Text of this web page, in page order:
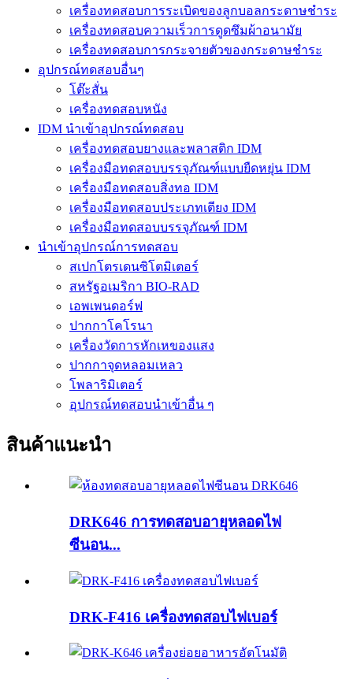
เครื่องทดสอบการระเบิดของลูกบอลกระดาษชำระ
เครื่องทดสอบความเร็วการดูดซึมผ้าอนามัย
เครื่องทดสอบการกระจายตัวของกระดาษชำระ
อุปกรณ์ทดสอบอื่นๆ
โต๊ะสั่น
เครื่องทดสอบหนัง
IDM นำเข้าอุปกรณ์ทดสอบ
เครื่องทดสอบยางและพลาสติก IDM
เครื่องมือทดสอบบรรจุภัณฑ์แบบยืดหยุ่น IDM
เครื่องมือทดสอบสิ่งทอ IDM
เครื่องมือทดสอบประเภทเตียง IDM
เครื่องมือทดสอบบรรจุภัณฑ์ IDM
นำเข้าอุปกรณ์การทดสอบ
สเปกโตรเดนซิโตมิเตอร์
สหรัฐอเมริกา BIO-RAD
เอพเพนดอร์ฟ
ปากกาโคโรนา
เครื่องวัดการหักเหของแสง
ปากกาจุดหลอมเหลว
โพลาริมิเตอร์
อุปกรณ์ทดสอบนำเข้าอื่น ๆ
สินค้าแนะนำ
DRK646 การทดสอบอายุหลอดไฟ
ซีนอน...
DRK-F416 เครื่องทดสอบไฟเบอร์